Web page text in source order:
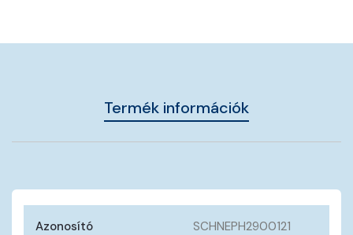
Termék információk
Azonosító SCHNEPH2900121